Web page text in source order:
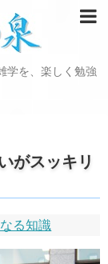
学を、楽しく勉強
がスッキリ
る知識